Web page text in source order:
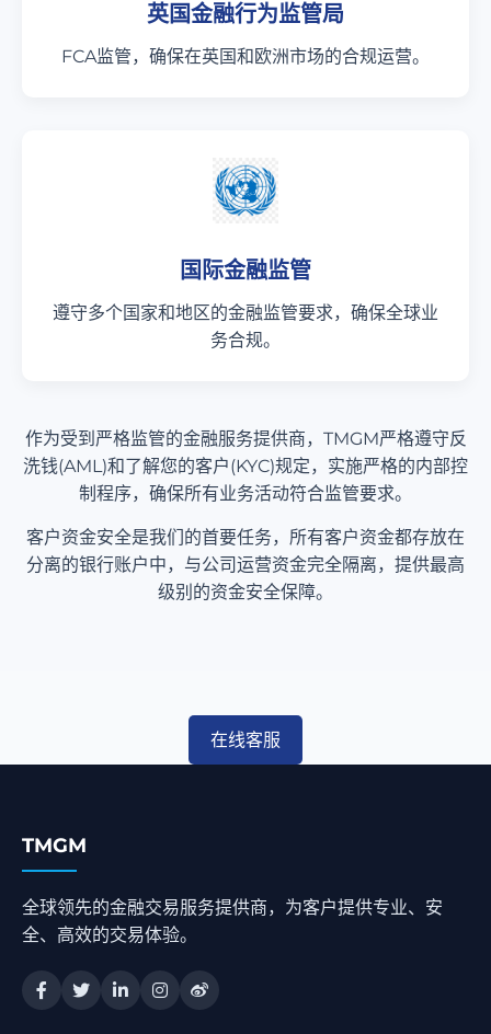
英国金融行为监管局
FCA监管，确保在英国和欧洲市场的合规运营。
国际金融监管
遵守多个国家和地区的金融监管要求，确保全球业
务合规。
作为受到严格监管的金融服务提供商，TMGM严格遵守反
洗钱(AML)和了解您的客户(KYC)规定，实施严格的内部控
制程序，确保所有业务活动符合监管要求。
客户资金安全是我们的首要任务，所有客户资金都存放在
分离的银行账户中，与公司运营资金完全隔离，提供最高
级别的资金安全保障。
在线客服
TMGM
全球领先的金融交易服务提供商，为客户提供专业、安
全、高效的交易体验。